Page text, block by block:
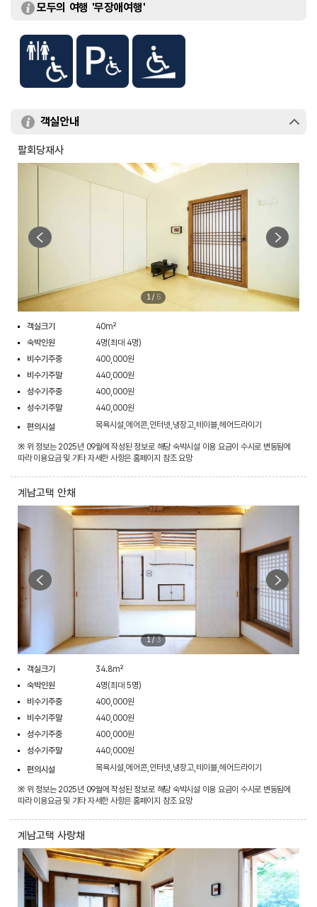
모두의 여행 '무장애여행'
객실안내
팔회당재사
1/ 5
객실크기
40m²
숙박인원
4명(최대 4명)
비수기주중
400,000원
비수기주말
440,000원
성수기주중
400,000원
성수기주말
440,000원
편의시설
목욕시설,에어콘,인터넷,냉장고,테이블,헤어드라이기
※ 위 정보는 2025년 09월에 작성된 정보로 해당 숙박시설 이용 요금이 수시로 변동됨에
따라 이용요금 및 기타 자세한 사항은 홈페이지 참조 요망
계남고택 안채
1/3
객실크기
34.8m²
숙박인원
4명(최대 5명)
비수기주중
400,000원
비수기주말
440,000원
성수기주중
400,000원
성수기주말
440,000원
편의시설
목욕시설,에어콘,인터넷,냉장고,테이블,헤어드라이기
※ 위 정보는 2025년 09월에 작성된 정보로 해당 숙박시설 이용 요금이 수시로 변동됨에
따라 이용요금 및 기타 자세한 사항은 홈페이지 참조 요망
계남고택 사랑채